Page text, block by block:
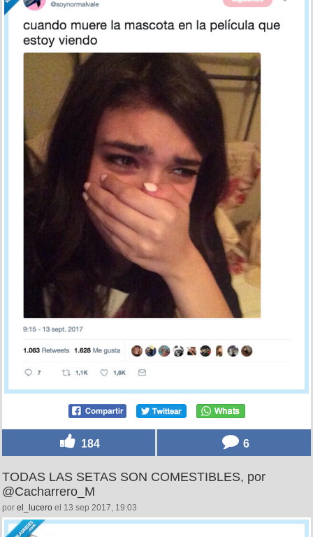
184 6
TODAS LAS SETAS SON COMESTIBLES, por
@Cacharrero_M
por el_lucero el 13 sep 2017, 19:03